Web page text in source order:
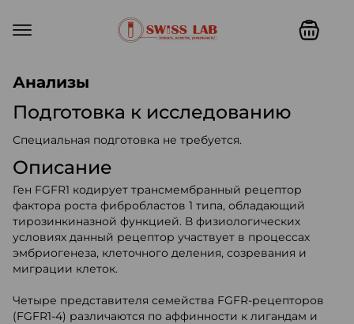
Анализы
Подготовка к исследованию
Специальная подготовка не требуется.
Описание
Ген FGFR1 кодирует трансмембранный рецептор
фактора роста фибробластов 1 типа, обладающий
тирозинкиназной функцией. В физиологических
условиях данный рецептор участвует в процессах
эмбриогенеза, клеточного деления, созревания и
миграции клеток.
Четыре представителя семейства FGFR-рецепторов
(FGFR1-4) различаются по аффинности к лигандам и